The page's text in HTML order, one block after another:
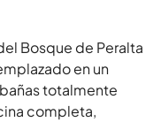
Bosque de Peralta
en un
totalmente
completa,